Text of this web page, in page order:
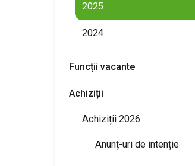
2025
2024
Funcții vacante
Achiziții
Achiziții 2026
Anunț-uri de intenție